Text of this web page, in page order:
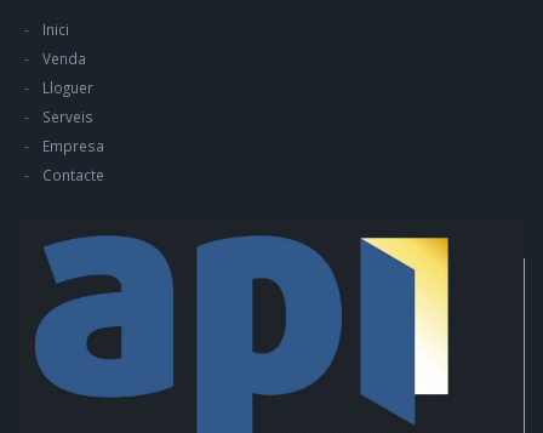
Inici
Venda
Lloguer
Serveis
Empresa
Contacte